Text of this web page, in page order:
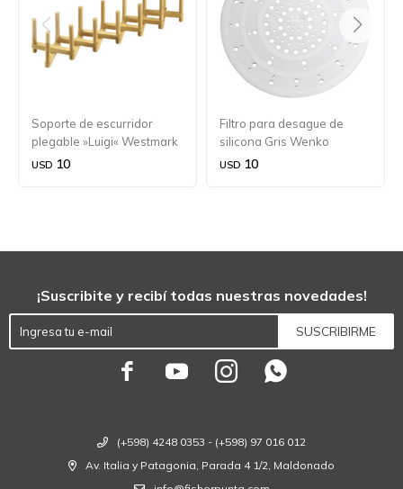
Soporte de escurridor
plegable »Luigi« Westmark
USD 10
Filtro para desague de
silicona Gris Wenko
USD 10
(+598) 4248 0353 - (+598) 97 016 012
Av. Italia y Patagonia, Parada 4 1/2, Maldonado
¡Suscribite y recibí todas nuestras novedades!
SUSCRIBIRME
   